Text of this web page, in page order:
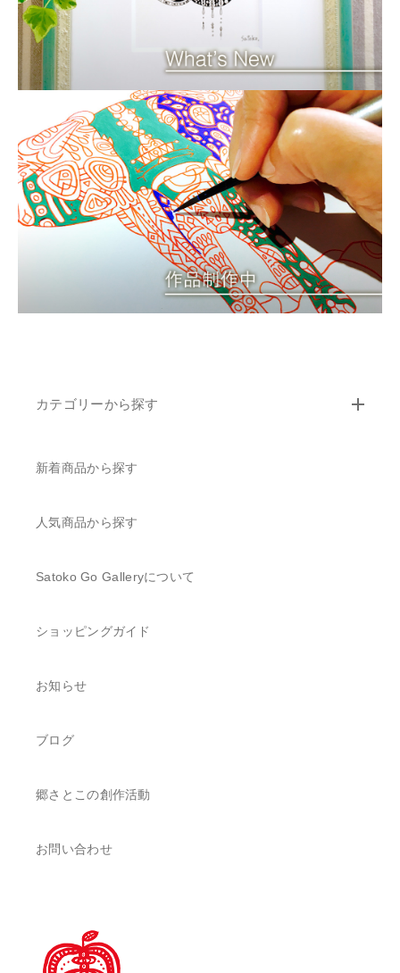
カテゴリーから探す
新着商品から探す
人気商品から探す
Satoko Go Galleryについて
ショッピングガイド
お知らせ
ブログ
郷さとこの創作活動
お問い合わせ